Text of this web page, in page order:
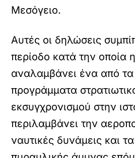
Μεσόγειο.
Αυτές οι δηλώσεις
περίοδο κατά την οποία
αναλαμβάνει ένα από
προγράμματα
εκσυγχρονισμού στην
περιλαμβάνει την
ναυτικές δυνάμεις και